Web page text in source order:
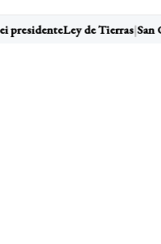
Ley de Tierras San